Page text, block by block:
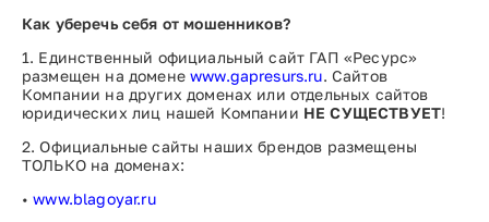
Как уберечь себя от мошенников?
1. Единственный официальный сайт ГАП «Ресурс»
размещен на доменеwww.gapresurs.ru. Сайтов
Компании на других доменах или отдельных сайтов
юридических лиц нашей Компании НЕ СУЩЕСТВУЕТ!
2.Официальные сайты наших брендов размещены
ТОЛЬКО на доменах:
•www.blagoyar.ru